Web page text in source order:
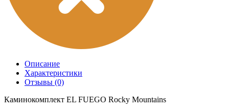
Описание
Характеристики
Отзывы (0)
Каминокомплект EL FUEGO Rocky Mountains